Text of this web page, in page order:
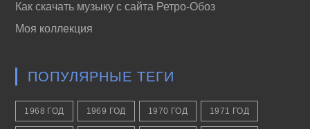
Как скачать музыку с сайта Ретро-Обоз
Моя коллекция
ПОПУЛЯРНЫЕ ТЕГИ
1968 ГОД 1969 ГОД 1970 ГОД 1971 ГОД